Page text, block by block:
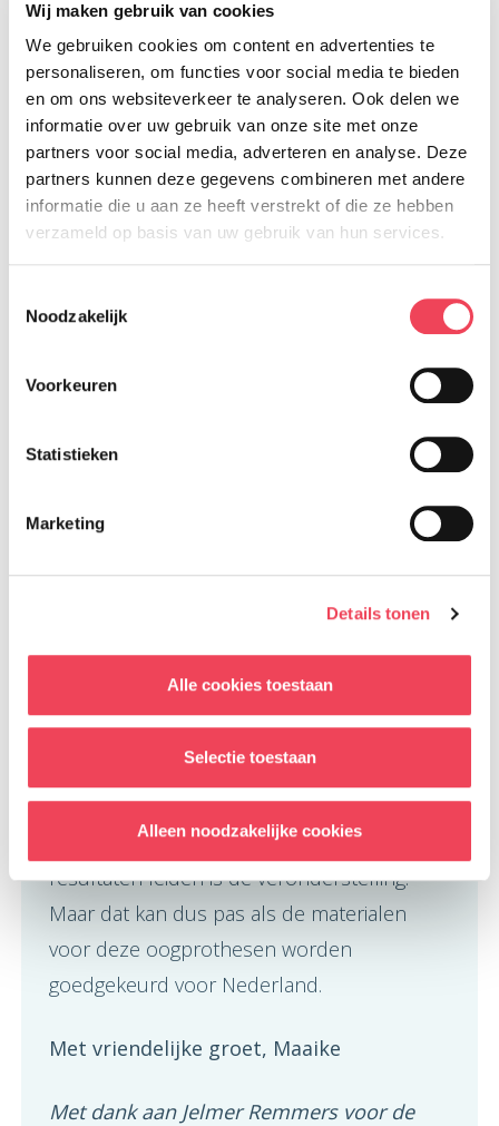
Wij maken gebruik van cookies
We gebruiken cookies om content en advertenties te
personaliseren, om functies voor social media te bieden
en om ons websiteverkeer te analyseren. Ook delen we
informatie over uw gebruik van onze site met onze
partners voor social media, adverteren en analyse. Deze
partners kunnen deze gegevens combineren met andere
informatie die u aan ze heeft verstrekt of die ze hebben
verzameld op basis van uw gebruik van hun services.
Noodzakelijk
Voorkeuren
Statistieken
Marketing
Details tonen
Alle cookies toestaan
Selectie toestaan
Alleen noodzakelijke cookies
Maar het is nu nog niet mogelijk om een
3D-geprinte oogprothese te krijgen. De
materialen zijn hiervoor namelijk nog niet
gecertificeerd in Nederland.
In de praktijk van ocularist Jelmer Remmers
gebeurt het aanmeten nu al wel met een
Afdruk maken van de oogholte
3D design
Dupliceren 3D pasmodel in definitieve
manier wordt gemaakt.
oogprothesen door mensen gedragen
kunnen worden. We verwachten dat je het
beste resultaat krijgt als de ocularist nog
veranderingen kan aanbrengen aan de 3D
geprinte oogprothese. De combinatie van
ambacht en techniek zullen tot de beste
resultaten leiden is de veronderstelling.
Maar dat kan dus pas als de materialen
voor deze oogprothesen worden
goedgekeurd voor Nederland.
Met vriendelijke groet, Maaike
Met dank aan Jelmer Remmers voor de